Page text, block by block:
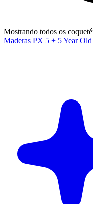
Mostrando todos os
Maderas PX 5 + 5 Year